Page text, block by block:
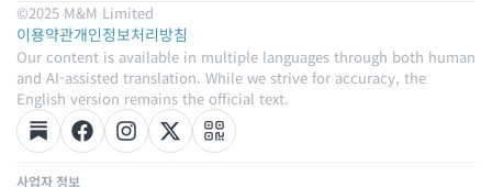
©2025 M&M Limited
이용약관개인정보처리방침
Our content is available in multiple languages through both human
and AI-assisted translation. While we strive for accuracy, the
English version remains the official text.
사업자 정보